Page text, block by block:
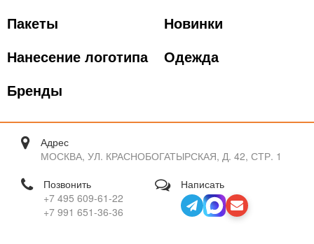
Пакеты
Новинки
Нанесение логотипа
Одежда
Бренды
Адрес
МОСКВА, УЛ. КРАСНОБОГАТЫРСКАЯ, Д. 42, СТР. 1
Позвонить
+7 495 609-61-22
+7 991 651-36-36
Написать